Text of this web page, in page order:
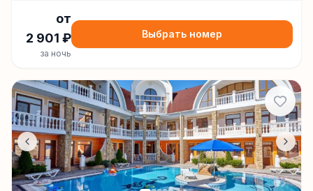
от
2 901 ₽
за ночь
Выбрать номер